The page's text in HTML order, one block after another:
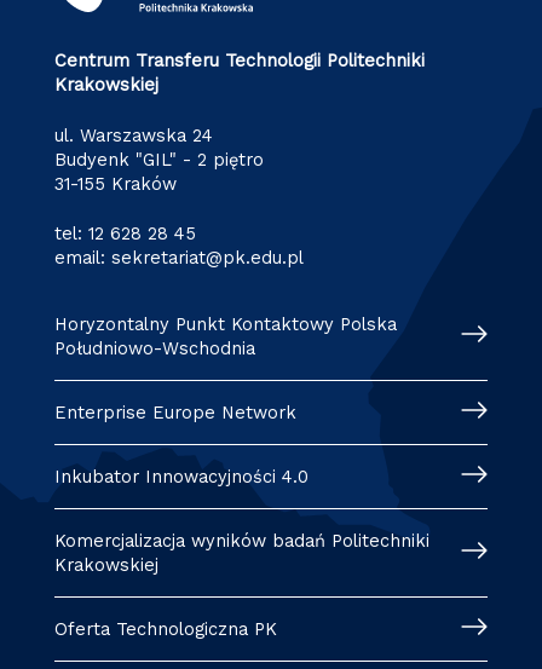
Centrum Transferu Technologii Politechniki
Krakowskiej
ul. Warszawska 24
Budyenk "GIL" - 2 piętro
31-155 Kraków
tel: 12 628 28 45
email: sekretariat@pk.edu.pl
Horyzontalny Punkt Kontaktowy Polska
Południowo-Wschodnia
Enterprise Europe Network
Inkubator Innowacyjności 4.0
Komercjalizacja wyników badań Politechniki
Krakowskiej
Oferta Technologiczna PK